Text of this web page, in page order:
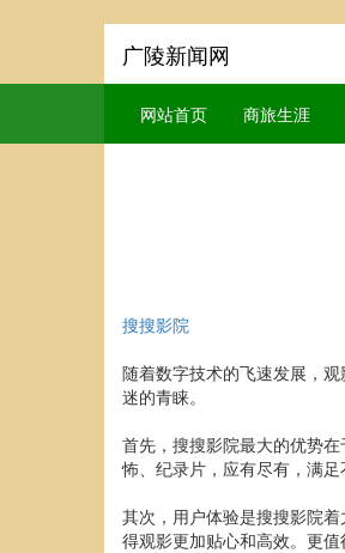
广陵新闻网
网站首页 商旅生涯
搜搜影院
随着数字技术的飞速发展，
迷的青睐。
首先，搜搜影院最大的优势
怖、纪录片，应有尽有，满
其次，用户体验是搜搜影院
得观影更加贴心和高效。更